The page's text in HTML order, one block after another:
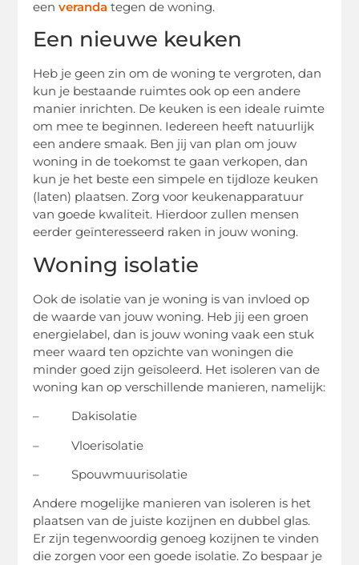
eenveranda tegen de woning.
Een nieuwe keuken
Heb je geen zin om de woning te vergroten, dan
kun je bestaande ruimtes ook op een andere
manier inrichten. De keuken is een ideale ruimte
om mee te beginnen. Iedereen heeft natuurlijk
een andere smaak. Ben jij van plan om jouw
woning in de toekomst te gaan verkopen, dan
kun je het beste een simpele en tijdloze keuken
(laten) plaatsen. Zorg voor keukenapparatuur
van goede kwaliteit. Hierdoor zullen mensen
eerder geïnteresseerd raken in jouw woning.
Woning isolatie
Ook de isolatie van je woning is van invloed op
de waarde van jouw woning. Heb jij een groen
energielabel, dan is jouw woning vaak een stuk
meer waard ten opzichte van woningen die
minder goed zijn geïsoleerd. Het isoleren van de
woning kan op verschillende manieren, namelijk:
– Dakisolatie
– Vloerisolatie
– Spouwmuurisolatie
Andere mogelijke manieren van isoleren is het
plaatsen van de juiste kozijnen en dubbel glas.
Er zijn tegenwoordig genoeg kozijnen te vinden
die zorgen voor een goede isolatie. Zo bespaar je